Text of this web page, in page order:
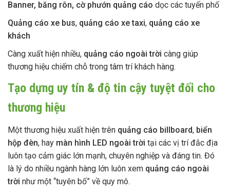
Banner, băng rôn, cờ phướn quảng cáo dọc các tuyến phố
Quảng cáo xe bus, quảng cáo xe taxi, quảng cáo xe
khách
Càng xuất hiện nhiều, quảng cáo ngoài trời càng giúp
thương hiệu chiếm chỗ trong tâm trí khách hàng.
Tạo dựng uy tín & độ tin cậy tuyệt đối cho
thương hiệu
Một thương hiệu xuất hiện trên quảng cáo billboard, biển
hộp đèn, hay màn hình LED ngoài trời tại các vị trí đắc địa
luôn tạo cảm giác lớn mạnh, chuyên nghiệp và đáng tin. Đó
là lý do nhiều ngành hàng lớn luôn xem quảng cáo ngoài
trời như một “tuyên bố” về quy mô.